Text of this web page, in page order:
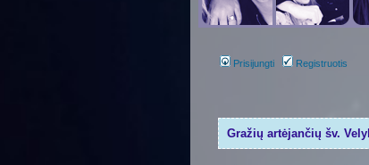
Prisijungti Registruotis
Gražių artėjančių šv.